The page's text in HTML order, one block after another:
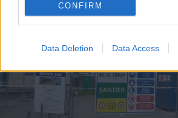
CONFIRM
Data Deletion Data Access